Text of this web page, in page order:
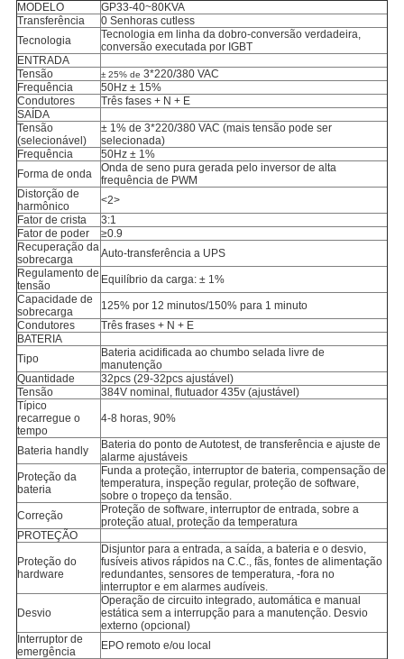
MODELO
GP33-40~80KVA
Transferência
0 Senhoras cutless
Tecnologia
Tecnologia em linha da dobro-conversão verdadeira,
conversão executada por IGBT
ENTRADA
Tensão
± 25% de 3*220/380 VAC
Frequência
50Hz ± 15%
Condutores
Três fases + N + E
SAÍDA
Tensão
(selecionável)
±1% de 3*220/380 VAC (mais tensão pode ser
selecionada)
Frequência
50Hz ± 1%
Forma de onda
Onda de seno pura gerada pelo inversor de alta
frequência de PWM
Distorção de
harmônico
<2>
Fator de crista
3:1
Fator de poder
≥0.9
Recuperação da
sobrecarga
Auto-transferência a UPS
Regulamento de
tensão
Equilíbrio da carga: ± 1%
Capacidade de
sobrecarga
125% por 12 minutos/150% para 1 minuto
Condutores
Três frases + N + E
BATERIA
Tipo
Bateria acidificada ao chumbo selada livre de
manutenção
Quantidade
32pcs (29-32pcs ajustável)
Tensão
384V nominal, flutuador 435v (ajustável)
Típico
recarregue o
tempo
4-8 horas, 90%
Bateria handly
Bateria do ponto de Autotest, de transferência e ajuste de
alarme ajustáveis
Proteção da
bateria
Funda a proteção, interruptor de bateria, compensação de
temperatura, inspeção regular, proteção de software,
sobre o tropeço da tensão.
Correção
Proteção de software, interruptor de entrada, sobre a
proteção atual, proteção da temperatura
PROTEÇÃO
Proteção do
hardware
Disjuntor para a entrada, a saída, a bateria e o desvio,
fusíveis ativos rápidos na C.C., fãs, fontes de alimentação
redundantes, sensores de temperatura, -fora no
interruptor e em alarmes audíveis.
Desvio
Operação de circuito integrado, automática e manual
estática sem a interrupção para a manutenção. Desvio
externo (opcional)
Interruptor de
emergência
EPO remoto e/ou local